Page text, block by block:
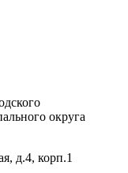
округа
д.4, корп.1